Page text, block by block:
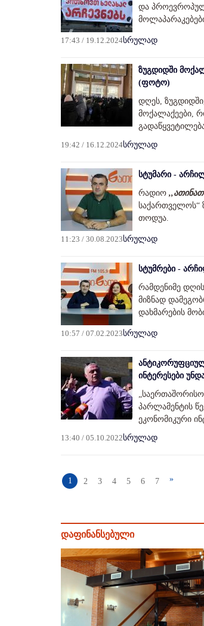
და პროევროპულ
17:43 / 19.12.2024სრულად
ზუგდიდში
(ფოტო)
დღეს,
მოქალაქეები,
19:42 / 16.12.2024სრულად
სტუმარი -
რადიო
საქართველოს“
თოდუა.
11:23 / 30.08.2023სრულად
სტუმრები -
რამდენიმე
მიზნად
დახმარების
10:57 / 07.02.2023სრულად
ინტერესები
პარლამენტის
ეკონომიკური
13:40 / 05.10.2022სრულად
1 2 3 4 5 6 7 »
დაფინანსებული